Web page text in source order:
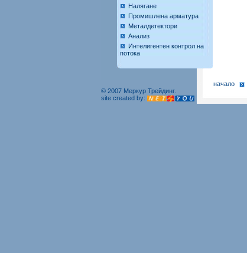
Налягане
Промишлена арматура
Металдетектори
Анализ
Интелигентен контрол на
потока
начало
© 2007 Меркур Трейдинг.
site created by: